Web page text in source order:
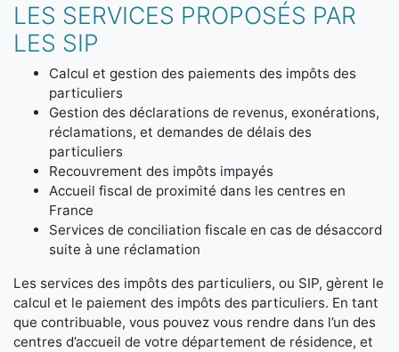
LES SERVICES PROPOSÉS PAR
LES SIP
Calcul et gestion des paiements des impôts des
particuliers
Gestion des déclarations de revenus, exonérations,
réclamations, et demandes de délais des
particuliers
Recouvrement des impôts impayés
Accueil fiscal de proximité dans les centres en
France
Services de conciliation fiscale en cas de désaccord
suite à une réclamation
Les services des impôts des particuliers, ou SIP, gèrent le
calcul et le paiement des impôts des particuliers. En tant
que contribuable, vous pouvez vous rendre dans l’un des
centres d’accueil de votre département de résidence, et